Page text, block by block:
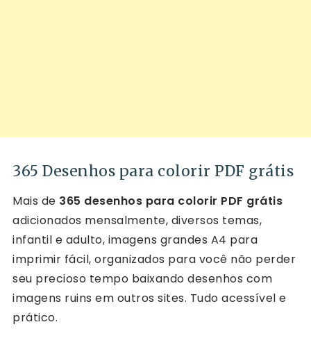
365 Desenhos para colorir PDF grátis
Mais de 365 desenhos para colorir PDF grátis
adicionados mensalmente, diversos temas,
infantil e adulto, imagens grandes A4 para
imprimir fácil, organizados para você não perder
seu precioso tempo baixando desenhos com
imagens ruins em outros sites. Tudo acessível e
prático.